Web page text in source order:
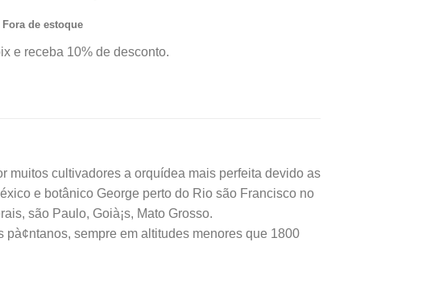
original
era:
R$320,00.R$91,08.
Fora de estoque
e receba 10% de desconto.
muitos cultivadores a orquídea mais perfeita devido as
e botânico George perto do Rio são Francisco no
são Paulo, Goià¡s, Mato Grosso.
sempre em altitudes menores que 1800